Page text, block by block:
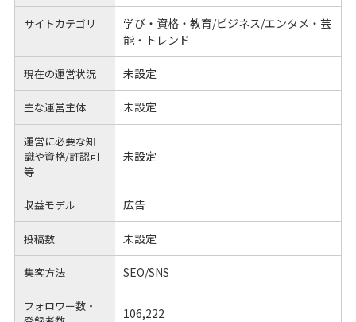
サイトカテゴリ
学び・資格・教育/ビジネス/エンタメ・芸
能・トレンド
現在の運営状況 未設定
主な運営主体 未設定
運営に必要な知
識や資格/許認可
等
未設定
収益モデル 広告
投稿数 未設定
集客方法 SEO/SNS
フォロワー数・
106,222